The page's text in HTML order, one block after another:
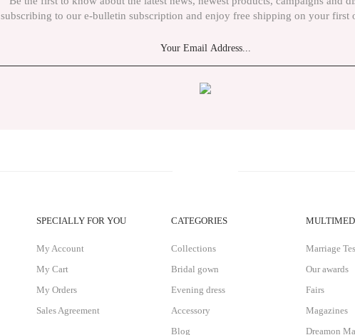
subscribing to our e-bulletin subscription and enjoy free shipping on your first
SPECIALLY FOR YOU
My Account
My Cart
My Orders
Sales Agreement
CATEGORIES
Collections
Bridal gown
Evening dress
Accessory
Blog
Marriage
Our awards
Fairs
Magazines
Dreamon